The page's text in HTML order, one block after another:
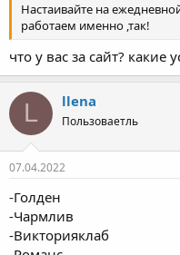
Настаивайте на
работаем именно ,так!
что у вас за сайт? какие
L llena
Пользоваетль
07.04.2022
-Голден
-Чармлив
-Викторияклаб